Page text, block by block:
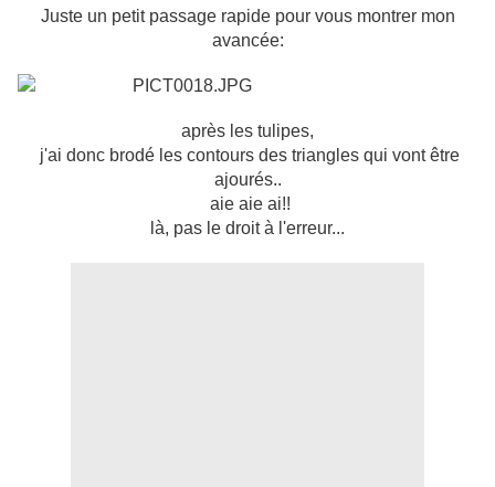
Juste un petit passage rapide pour vous montrer mon
avancée:
après les tulipes,
j'ai donc brodé les contours des triangles qui vont être
ajourés..
aie aie ai!!
là, pas le droit à l'erreur...